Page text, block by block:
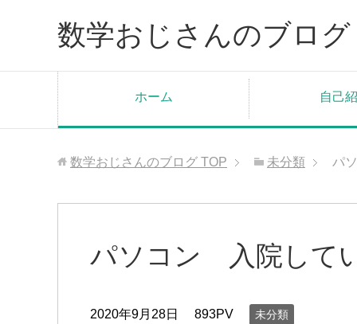
数学おじさんのブログ
ホーム 自己
数学おじさんのブログ TOP 未分類 パ
パソコン 入院して
2020年9月28日 893PV 未分類